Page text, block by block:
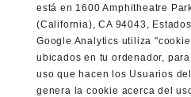
está en 1600 Amphitheatre
(California), CA 94043,
Google Analytics utiliza
ubicados en tu ordenador,
uso que hacen los Usuarios
genera la cookie acerca del